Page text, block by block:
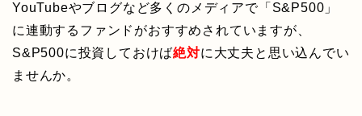
YouTubeやブログなど多くのメディアで「S&P500」
に連動するファンドがおすすめされていますが、
S&P500に投資しておけば絶対に大丈夫と思い込んでい
ませんか。